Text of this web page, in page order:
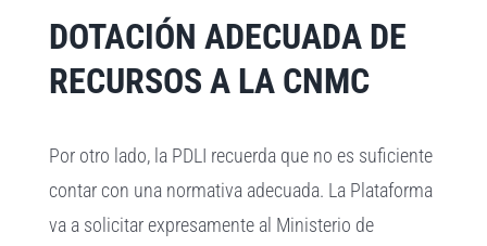
DOTACIÓN ADECUADA DE
RECURSOS A LA CNMC
Por otro lado, la PDLI recuerda que no es suficiente
contar con una normativa adecuada. La Plataforma
va a solicitar expresamente al Ministerio de